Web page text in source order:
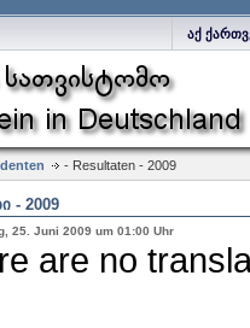
აქ
- Resultaten - 2009
- 2009
25. Juni 2009 um 01:00 Uhr
are no